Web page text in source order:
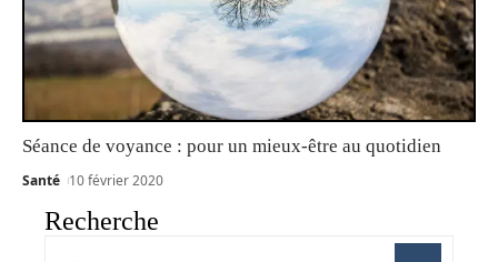
Séance de voyance : pour un mieux-être au quotidien
Santé 10 février 2020
Recherche